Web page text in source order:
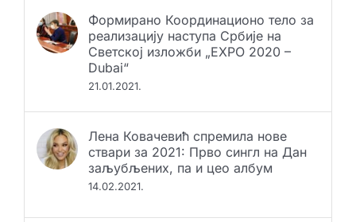
Формирано Координационо тело за
реализацију наступа Србије на
Светској изложби „EXPO 2020 –
Dubai“
Лена Ковачевић спремила нове
ствари за 2021: Прво сингл на Дан
заљубљених, па и цео албум